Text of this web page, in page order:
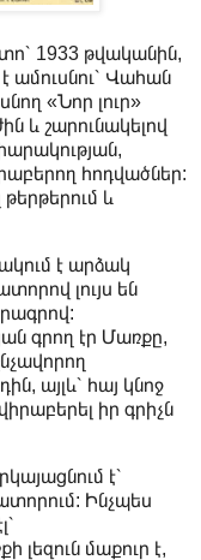
1933 թվականին,
ամուսնու՝ Վահան
«Նոր լուր»
և շարունակելով
հոդվածներ:
և
է արձակ
լույս են
գրող էր Մառքը,
այլև՝ հայ կնոջ
իր գրիչն
է՝
Ինչպես
մաքուր է,